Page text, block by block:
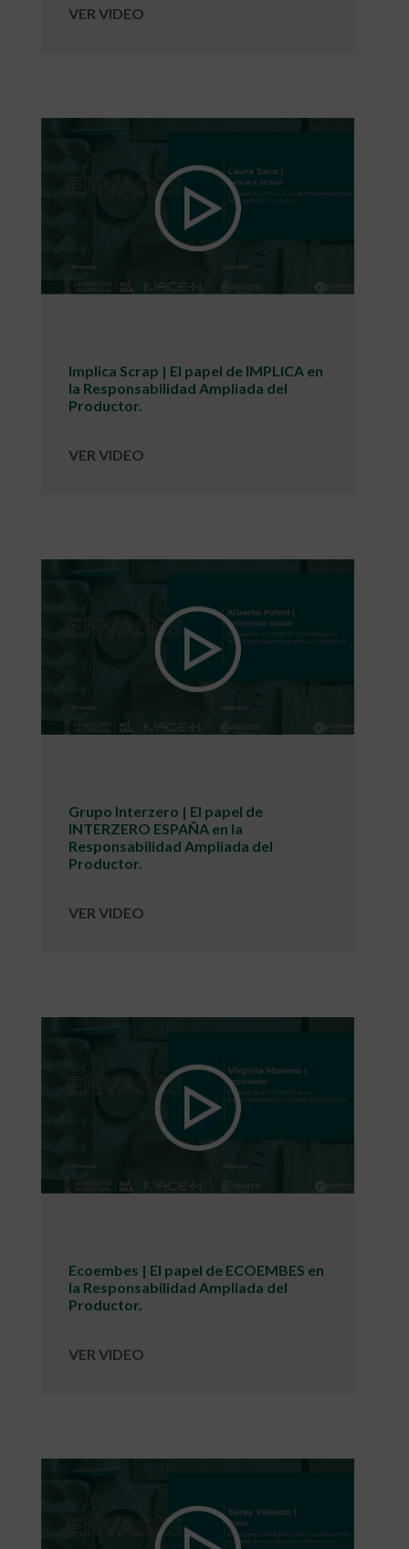
VER VIDEO
Implica Scrap | El papel de IMPLICA en
la Responsabilidad Ampliada del
Productor.
VER VIDEO
Grupo Interzero | El papel de
INTERZERO ESPAÑA en la
Responsabilidad Ampliada del
Productor.
VER VIDEO
Ecoembes | El papel de ECOEMBES en
la Responsabilidad Ampliada del
Productor.
VER VIDEO